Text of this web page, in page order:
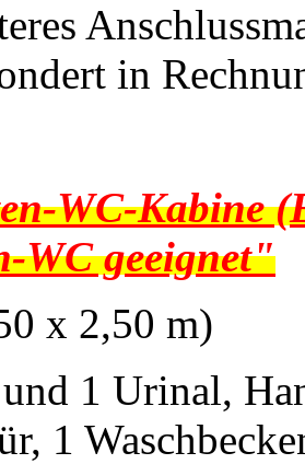
in
WC-Kabine
WC geeignet"
x 2,50 m)
1 Urinal,
1